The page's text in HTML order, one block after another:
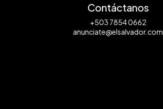
Contáctanos
+503 7854 0662
anunciate@elsalvador.com